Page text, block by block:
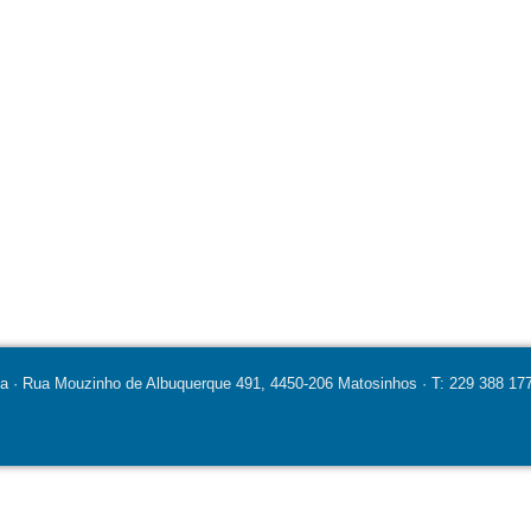
Rua Mouzinho de Albuquerque 491, 4450-206 Matosinhos · T: 229 388